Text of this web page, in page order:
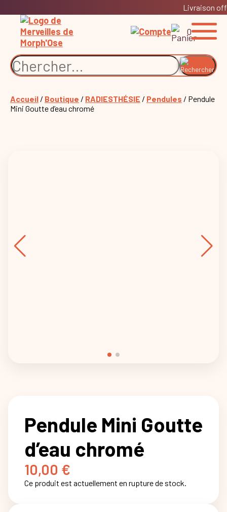
Livraison
0
Accueil / Boutique / RADIESTHÉSIE / Pendules / Pendule
Mini Goutte d’eau chromé
Pendule Mini Goutte
d’eau chromé
10,00 €
Ce produit est actuellement en rupture de stock.